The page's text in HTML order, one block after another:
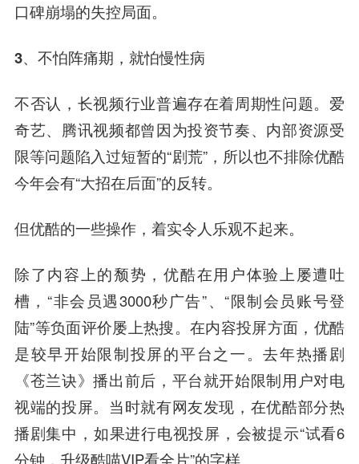
口碑崩塌的失控局面。
3、不怕阵痛期，就怕慢性病
不否认，长视频行业普遍存在着周期性问题。爱
奇艺、腾讯视频都曾因为投资节奏、内部资源受
限等问题陷入过短暂的“剧荒”，所以也不排除优酷
今年会有“大招在后面”的反转。
但优酷的一些操作，着实令人乐观不起来。
除了内容上的颓势，优酷在用户体验上屡遭吐
槽，“非会员遇3000秒广告”、“限制会员账号登
陆”等负面评价屡上热搜。在内容投屏方面，优酷
是较早开始限制投屏的平台之一。去年热播剧
《苍兰诀》播出前后，平台就开始限制用户对电
视端的投屏。当时就有网友发现，在优酷部分热
播剧集中，如果进行电视投屏，会被提示“试看6
分钟，升级酷喵VIP看全片”的字样。